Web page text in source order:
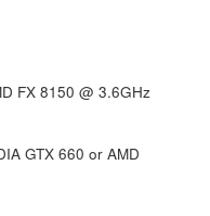
FX 8150 @ 3.6GHz
GTX 660 or AMD